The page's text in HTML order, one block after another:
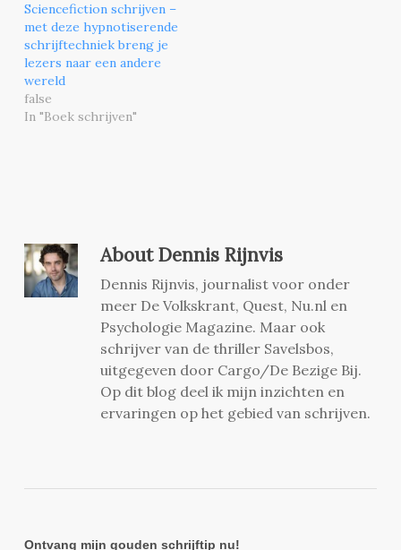
Sciencefiction schrijven –
met deze hypnotiserende
schrijftechniek breng je
lezers naar een andere
wereld
false
In "Boek schrijven"
AboutDennis Rijnvis
Dennis Rijnvis, journalist voor onder
meer De Volkskrant, Quest, Nu.nl en
Psychologie Magazine. Maar ook
schrijver van de thriller Savelsbos,
uitgegeven door Cargo/De Bezige Bij.
Op dit blog deel ik mijn inzichten en
ervaringen op het gebied van schrijven.
Ontvang mijn gouden schrijftip nu!